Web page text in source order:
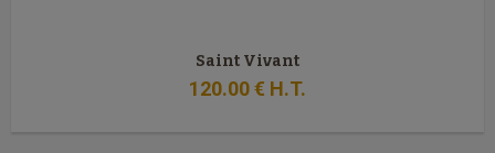
Saint Vivant
120.00€ H.T.